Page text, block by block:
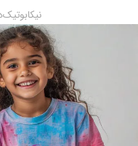
نیکابوتیکدر